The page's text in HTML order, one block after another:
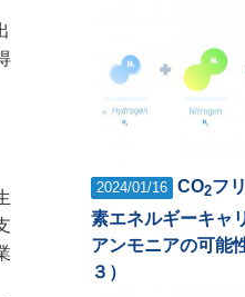
2024/01/16 CO2フ
素エネルギーキャ
アンモニアの可能
３）